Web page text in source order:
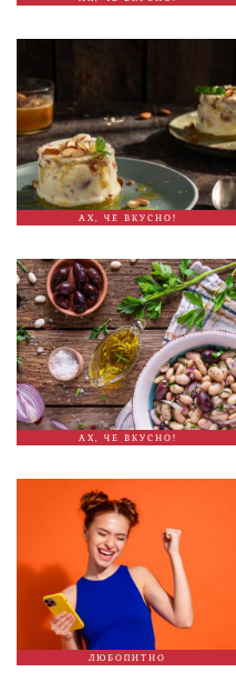
АХ, ЧЕ ВКУСНО!
АХ, ЧЕ ВКУСНО!
ЛЮБОПИТНО